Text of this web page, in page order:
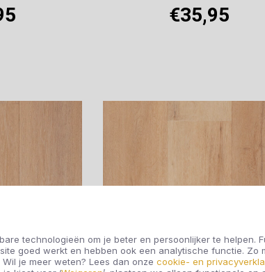
technologieën om je beter en persoonlijker te helpen.
goed werkt en hebben ook een analytische functie. Zo
je meer weten? Lees dan onze cookie- en
€35,95